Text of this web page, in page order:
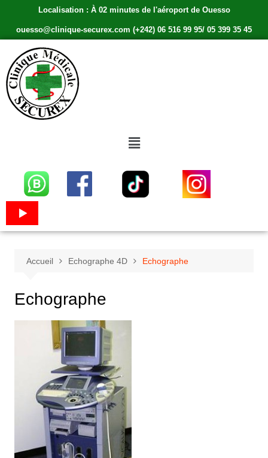
Localisation : À 02 minutes de l'aéroport de Ouesso
ouesso@clinique-securex.com (+242) 06 516 99 95/ 05 399 35 45
Accueil Echographe 4D Echographe
Echographe